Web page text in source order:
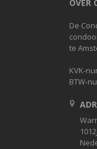
OVER
De
te
KVK-
BTW-